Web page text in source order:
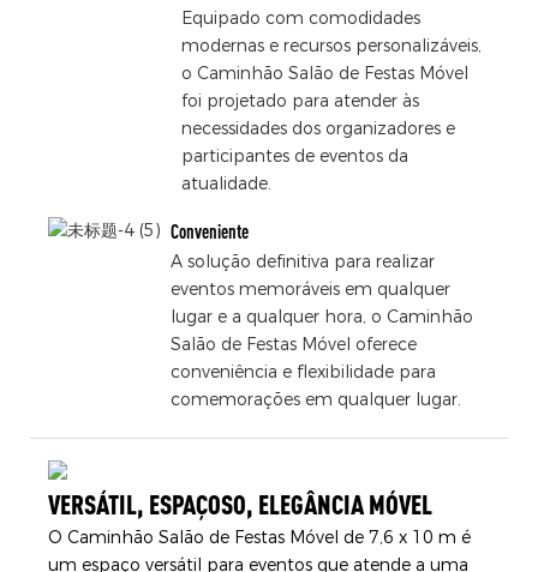
Equipado com comodidades
modernas e recursos personalizáveis,
o Caminhão Salão de Festas Móvel
foi projetado para atender às
necessidades dos organizadores e
participantes de eventos da
atualidade.
Conveniente
A solução definitiva para realizar
eventos memoráveis ​​em qualquer
lugar e a qualquer hora, o Caminhão
Salão de Festas Móvel oferece
conveniência e flexibilidade para
comemorações em qualquer lugar.
VERSÁTIL, ESPAÇOSO, ELEGÂNCIA MÓVEL
O Caminhão Salão de Festas Móvel de 7,6 x 10 m é
um espaço versátil para eventos que atende a uma